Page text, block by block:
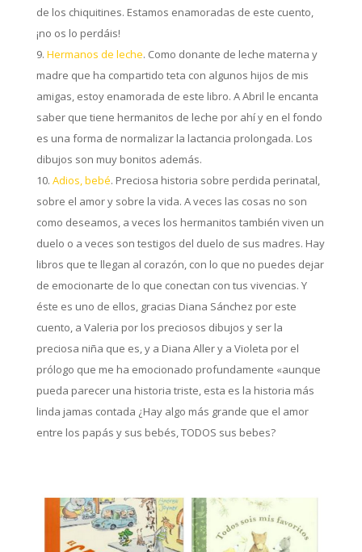
de los chiquitines. Estamos enamoradas de este cuento,
¡no os lo perdáis!
Hermanos de leche. Como donante de leche materna y
madre que ha compartido teta con algunos hijos de mis
amigas, estoy enamorada de este libro. A Abril le encanta
saber que tiene hermanitos de leche por ahí y en el fondo
es una forma de normalizar la lactancia prolongada. Los
dibujos son muy bonitos además.
Adios, bebé. Preciosa historia sobre perdida perinatal,
sobre el amor y sobre la vida. A veces las cosas no son
como deseamos, a veces los hermanitos también viven un
duelo o a veces son testigos del duelo de sus madres. Hay
libros que te llegan al corazón, con lo que no puedes dejar
de emocionarte de lo que conectan con tus vivencias. Y
éste es uno de ellos, gracias Diana Sánchez por este
cuento, a Valeria por los preciosos dibujos y ser la
preciosa niña que es, y a Diana Aller y a Violeta por el
prólogo que me ha emocionado profundamente «aunque
pueda parecer una historia triste, esta es la historia más
linda jamas contada ¿Hay algo más grande que el amor
entre los papás y sus bebés, TODOS sus bebes?